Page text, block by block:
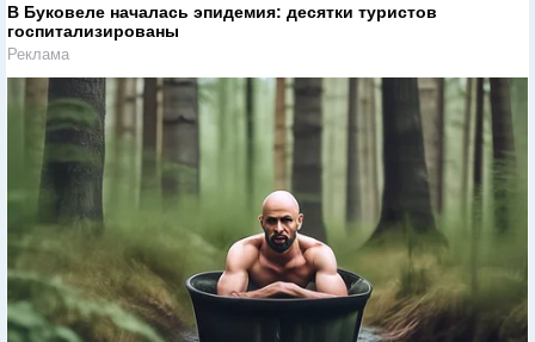
В Буковеле началась эпидемия: десятки туристов
госпитализированы
Реклама